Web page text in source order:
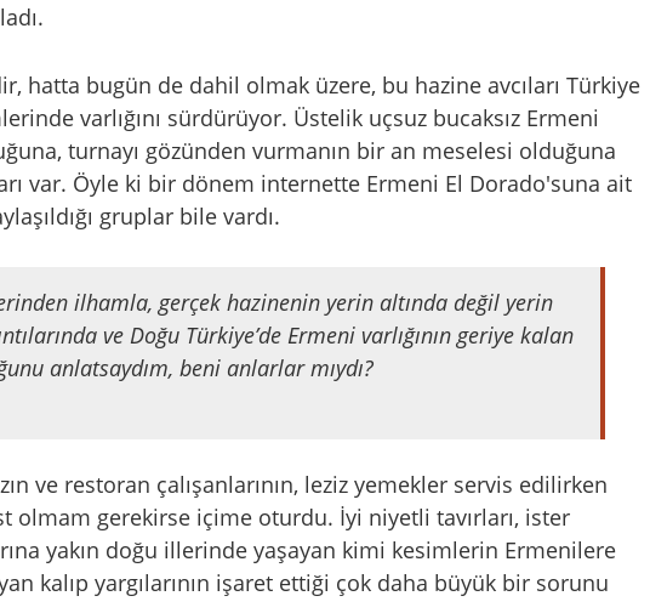
hatta bugün de dahil olmak üzere, bu hazine avcıları Türkiye
varlığını sürdürüyor. Üstelik uçsuz bucaksız Ermeni
turnayı gözünden vurmanın bir an meselesi olduğuna
var. Öyle ki bir dönem internette Ermeni El Dorado'suna ait
gruplar bile vardı.
ilhamla, gerçek hazinenin yerin altında değil yerin
ve Doğu Türkiye’de Ermeni varlığının geriye kalan
anlatsaydım, beni anlarlar mıydı?
ve restoran çalışanlarının, leziz yemekler servis edilirken
olmam gerekirse içime oturdu. İyi niyetli tavırları, ister
yakın doğu illerinde yaşayan kimi kesimlerin Ermenilere
kalıp yargılarının işaret ettiği çok daha büyük bir sorunu